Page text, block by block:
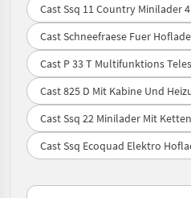
Cast Ssq 11 Country Minilader
Cast Schneefraese Fuer
Cast P 33 T Multifunktions
Cast 825 D Mit Kabine Und
Cast Ssq 22 Minilader Mit
Cast Ssq Ecoquad Elektro